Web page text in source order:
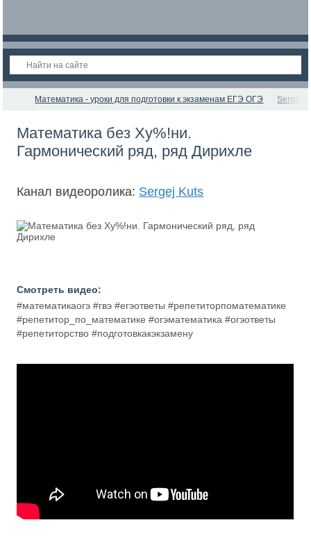
Математика - уроки для подготовки к экзаменам ЕГЭ ОГЭ Sergej
Математика без Ху%!ни.
Гармонический ряд, ряд Дирихле
Канал видеоролика: Sergej Kuts
Смотреть видео:
#математикаогэ #гвэ #егэответы #репетиторпоматематике
#репетитор_по_математике #огэматематика #огэответы
#репетиторство #подготовкакэкзамену